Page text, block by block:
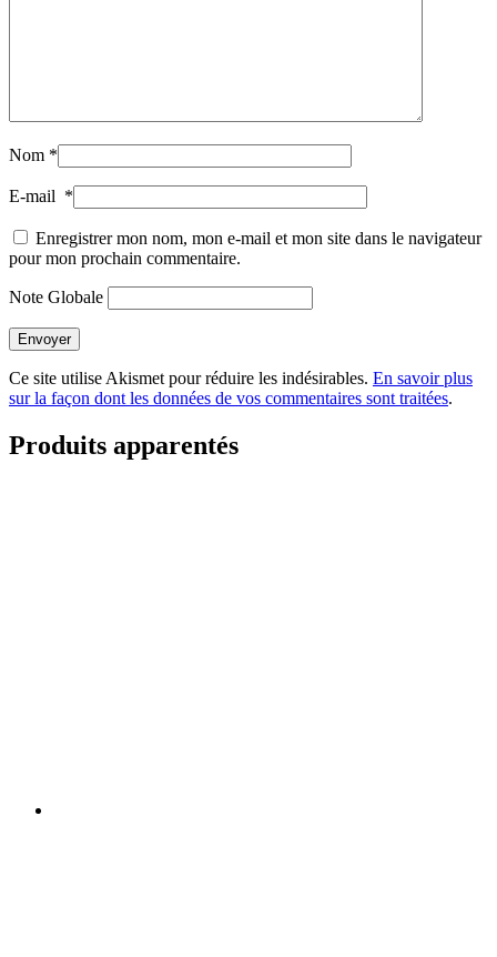
Nom *
E-mail *
Enregistrer mon nom, mon e-mail et mon site dans le navigateur
pour mon prochain commentaire.
Note Globale
Envoyer
Ce site utilise Akismet pour réduire les indésirables. En savoir plus
sur la façon dont les données de vos commentaires sont traitées.
Produits apparentés